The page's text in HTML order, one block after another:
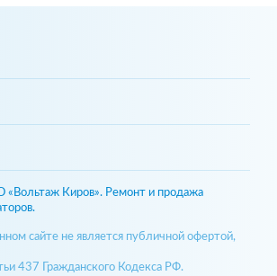
Киров». Ремонт и продажа
сайте не является публичной офертой,
437 Гражданского Кодекса РФ.